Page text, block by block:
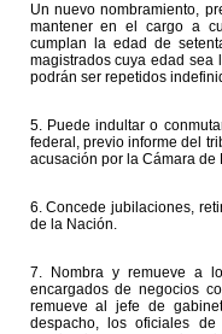
Un nuevo nombramiento,
mantener en el cargo a
cumplan la edad de
magistrados cuya edad
podrán ser repetidos
5. Puede indultar o
federal, previo informe del
acusación por la Cámara de
6. Concede jubilaciones,
de la Nación.
7. Nombra y remueve a
encargados de negocios
remueve al jefe de
despacho, los oficiales